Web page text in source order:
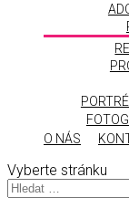
O NÁS
Vyberte stránku